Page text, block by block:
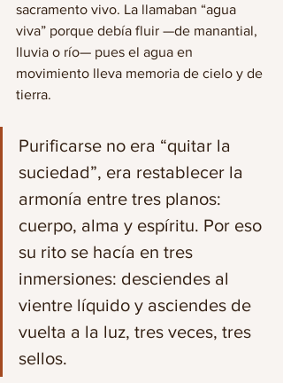
sacramento vivo. La llamaban “agua
viva” porque debía fluir —de manantial,
lluvia o río— pues el agua en
movimiento lleva memoria de cielo y de
tierra.
Purificarse no era “quitar la
suciedad”, era restablecer la
armonía entre tres planos:
cuerpo, alma y espíritu. Por eso
su rito se hacía en tres
inmersiones: desciendes al
vientre líquido y asciendes de
vuelta a la luz, tres veces, tres
sellos.